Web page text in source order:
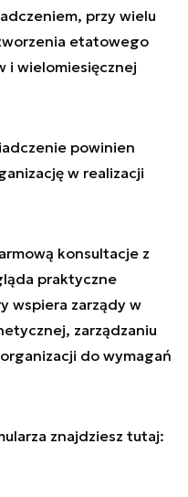
przy wielu
etatowego
i wielomiesięcznej
powinien
w realizacji
konsultacje z
praktyczne
wspiera zarządy w
zarządzaniu
do wymagań
znajdziesz tutaj: